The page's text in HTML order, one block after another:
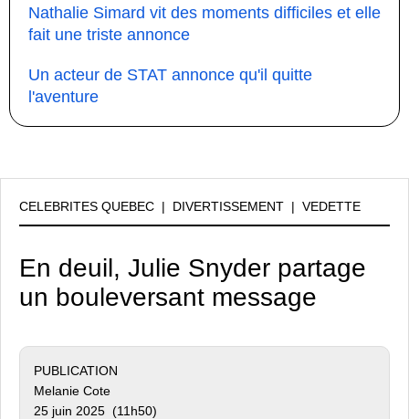
Nathalie Simard vit des moments difficiles et elle
fait une triste annonce
Un acteur de STAT annonce qu'il quitte
l'aventure
CELEBRITES QUEBEC | DIVERTISSEMENT | VEDETTE
En deuil, Julie Snyder partage
un bouleversant message
PUBLICATION
Melanie Cote
25 juin 2025 (11h50)